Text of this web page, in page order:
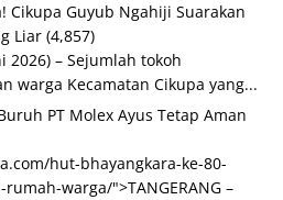
Cikupa Guyub Ngahiji Suarakan
Liar (4,857)
2026) – Sejumlah tokoh
warga Kecamatan Cikupa yang...
PT Molex Ayus Tetap Aman
hut-bhayangkara-ke-80-
warga/">TANGERANG –